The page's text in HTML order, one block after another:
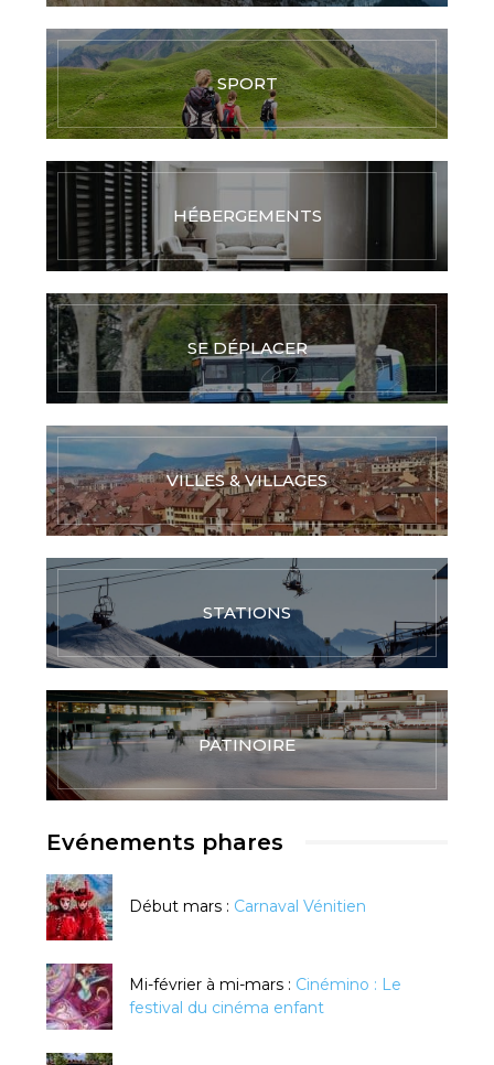
SPORT
HÉBERGEMENTS
SE DÉPLACER
VILLES & VILLAGES
STATIONS
PATINOIRE
Evénements phares
Début mars : Carnaval Vénitien
Mi-février à mi-mars : Cinémino : Le
festival du cinéma enfant